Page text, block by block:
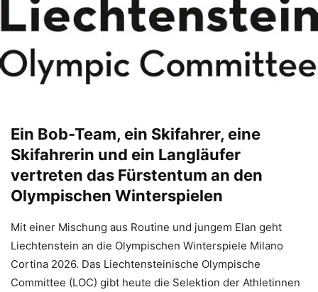
Ein Bob-Team, ein Skifahrer, eine
Skifahrerin und ein Langläufer
vertreten das Fürstentum an den
Olympischen Winterspielen
Mit einer Mischung aus Routine und jungem Elan geht
Liechtenstein an die Olympischen Winterspiele Milano
Cortina 2026. Das Liechtensteinische Olympische
Committee (LOC) gibt heute die Selektion der Athletinnen